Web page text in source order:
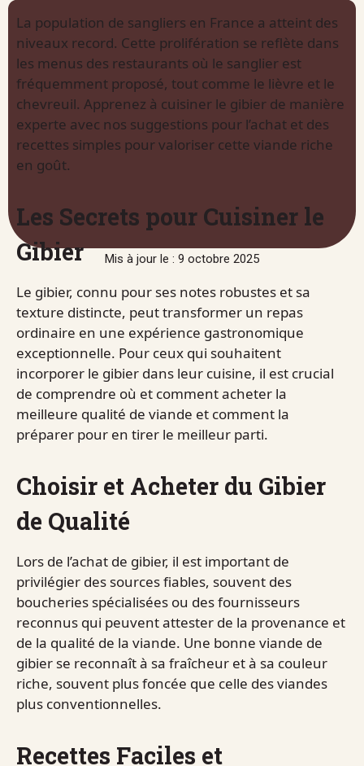
Mis à jour le : 9 octobre 2025
La population de sangliers en France a atteint des
niveaux record. Cette prolifération se reflète dans
les menus des restaurants où le sanglier est
fréquemment proposé, tout comme le lièvre et le
chevreuil. Apprenez à cuisiner le gibier de manière
experte avec nos suggestions pour l’achat et des
recettes simples pour valoriser cette viande riche
en goût.
Les Secrets pour Cuisiner le
Gibier
Le gibier, connu pour ses notes robustes et sa
texture distincte, peut transformer un repas
ordinaire en une expérience gastronomique
exceptionnelle. Pour ceux qui souhaitent
incorporer le gibier dans leur cuisine, il est crucial
de comprendre où et comment acheter la
meilleure qualité de viande et comment la
préparer pour en tirer le meilleur parti.
Choisir et Acheter du Gibier
de Qualité
Lors de l’achat de gibier, il est important de
privilégier des sources fiables, souvent des
boucheries spécialisées ou des fournisseurs
reconnus qui peuvent attester de la provenance et
de la qualité de la viande. Une bonne viande de
gibier se reconnaît à sa fraîcheur et à sa couleur
riche, souvent plus foncée que celle des viandes
plus conventionnelles.
Recettes Faciles et